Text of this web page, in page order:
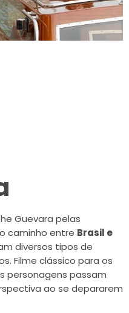
Guevara pelas
caminho entre Brasil e
diversos tipos de
Filme clássico para os
personagens passam
ao se depararem